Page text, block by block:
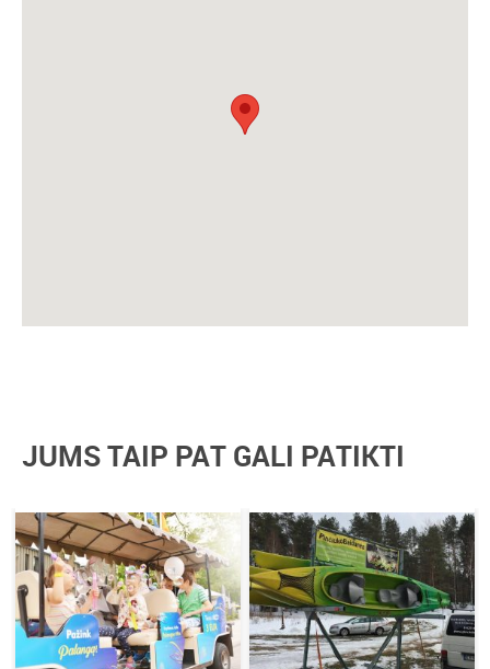
JUMS TAIP PAT GALI PATIKTI